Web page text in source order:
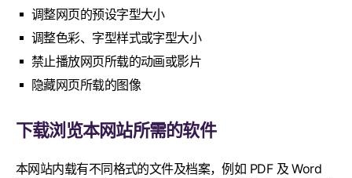
调整网页的预设字型大小
调整色彩、字型样式或字型大小
禁止播放网页所载的动画或影片
隐藏网页所载的图像
下载浏览本网站所需的软件
本网站内载有不同格式的文件及档案，例如 PDF 及 Word